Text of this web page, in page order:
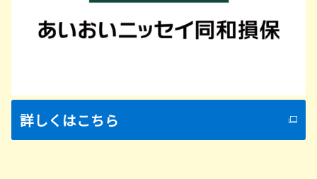
詳しくはこちら